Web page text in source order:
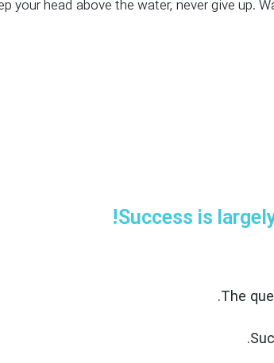
your head above the water, never give up.
Success is
The